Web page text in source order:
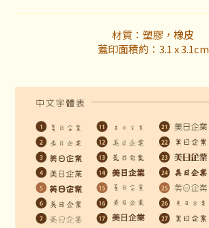
材質：塑膠，橡皮
蓋印面積約：3.1 x 3.1cm